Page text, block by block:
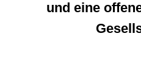
und eine